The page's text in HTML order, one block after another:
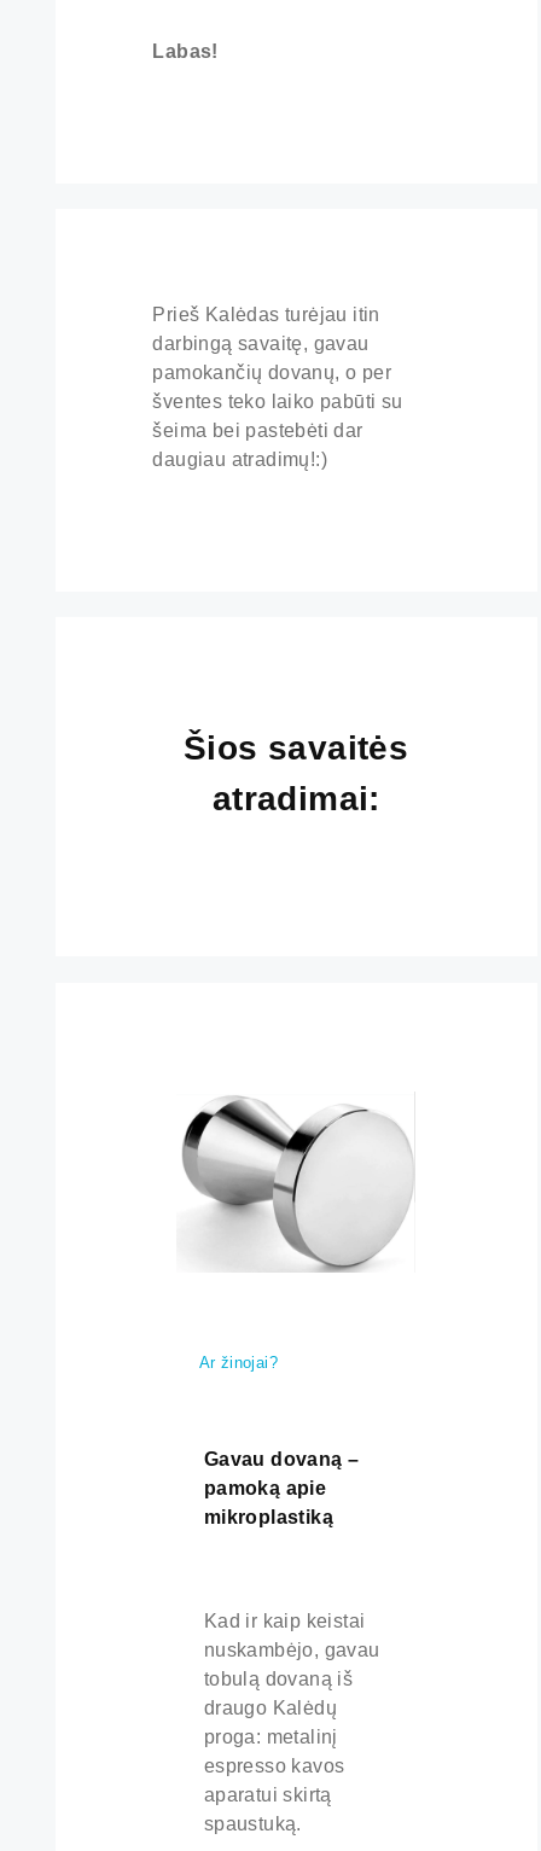
Labas!
Prieš Kalėdas turėjau itin
darbingą savaitę, gavau
pamokančių dovanų, o per
šventes teko laiko pabūti su
šeima bei pastebėti dar
daugiau atradimų!:)
Šios savaitės
atradimai:
Ar žinojai?
Gavau dovaną –
pamoką apie
mikroplastiką
Kad ir kaip keistai
nuskambėjo, gavau
tobulą dovaną iš
draugo Kalėdų
proga: metalinį
espresso kavos
aparatui skirtą
spaustuką.